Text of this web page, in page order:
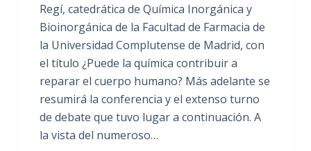
Regí, catedrática de Química Inorgánica y
Bioinorgánica de la Facultad de Farmacia de
la Universidad Complutense de Madrid, con
el título ¿Puede la química contribuir a
reparar el cuerpo humano? Más adelante se
resumirá la conferencia y el extenso turno
de debate que tuvo lugar a continuación. A
la vista del numeroso…